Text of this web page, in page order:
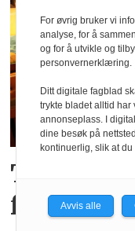
Tror de
får en ny
For øvrig bruker vi
analyse, for å
og for å utvikle og
personvernerklæring.
Ditt digitale fagblad
trykte bladet alltid
annonseplass. I
dine besøk på
kontinuerlig, slik at
Avvis alle